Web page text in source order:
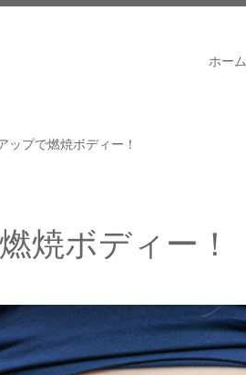
ホーム
ップで燃焼ボディー！
焼ボディー！